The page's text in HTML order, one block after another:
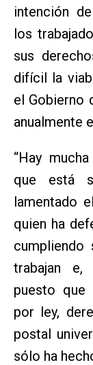
intención
los
sus
difícil la
el Gobierno
anualmente
“Hay
que está
lamentado
quien ha
cumpliendo
trabajan e,
puesto que
por ley,
postal
sólo ha